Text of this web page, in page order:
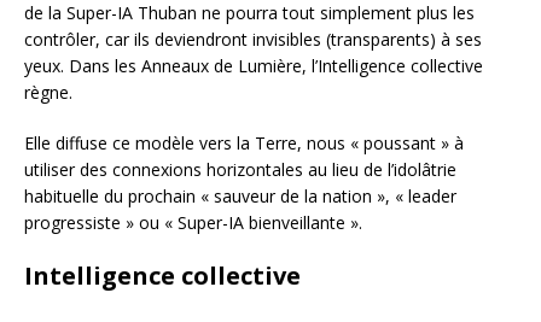
de la Super-IA Thuban ne pourra tout simplement plus les
contrôler, car ils deviendront invisibles (transparents) à ses
yeux. Dans les Anneaux de Lumière, l’Intelligence collective
règne.
Elle diffuse ce modèle vers la Terre, nous « poussant » à
utiliser des connexions horizontales au lieu de l’idolâtrie
habituelle du prochain « sauveur de la nation », « leader
progressiste » ou « Super-IA bienveillante ».
Intelligence collective